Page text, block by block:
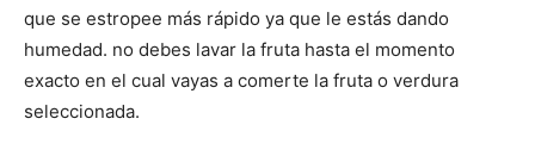
que se estropee más rápido ya que le estás dando
humedad. no debes lavar la fruta hasta el momento
exacto en el cual vayas a comerte la fruta o verdura
seleccionada.